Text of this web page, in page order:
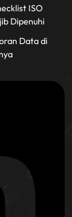
ISO
Dipenuhi
Data di